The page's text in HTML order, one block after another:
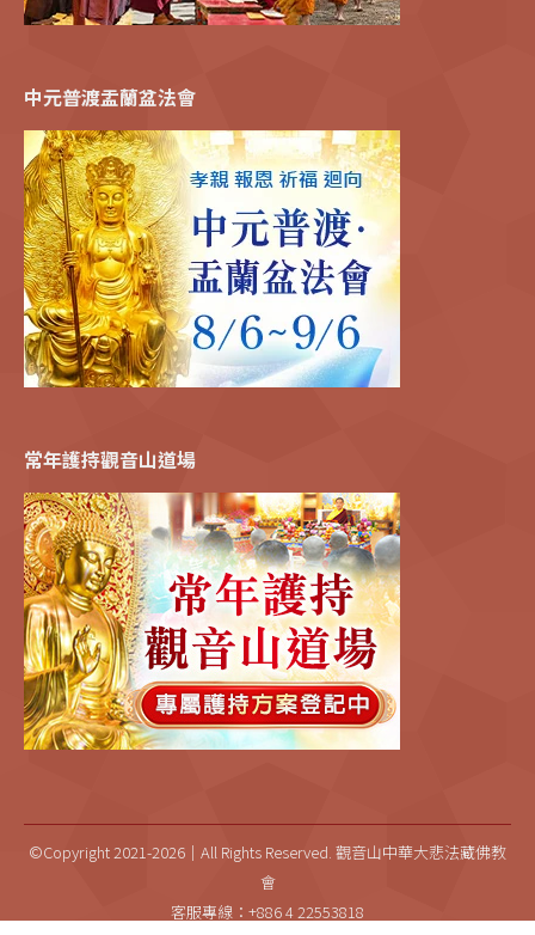
中元普渡盂蘭盆法會
常年護持觀音山道場
©Copyright 2021-2026｜All Rights Reserved. 觀音山中華大悲法藏佛教
會
客服專線：+886 4 22553818